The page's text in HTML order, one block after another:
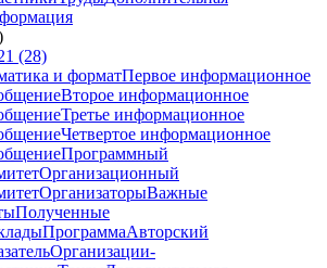
(28)
и форматПервое информационное
Второе информационное
Третье информационное
Четвертое информационное
Программный
Организационный
ОрганизаторыВажные
Полученные
ПрограммаАвторский
Организации-